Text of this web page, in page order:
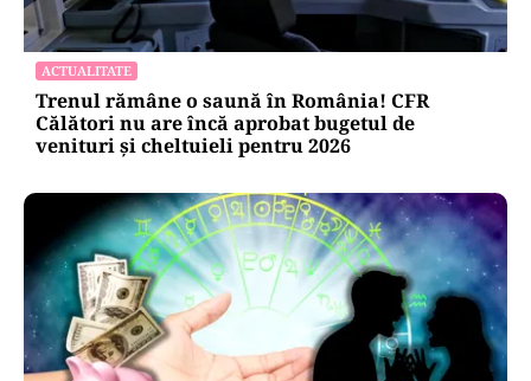
ACTUALITATE
Trenul rămâne o saună în România! CFR
Călători nu are încă aprobat bugetul de
venituri și cheltuieli pentru 2026